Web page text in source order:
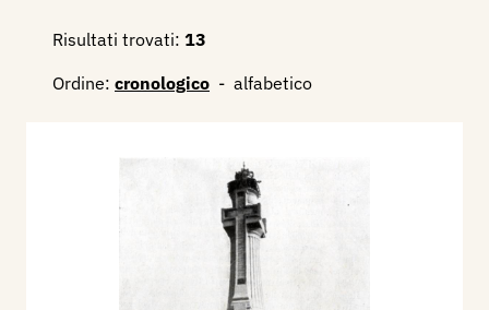
Risultati trovati: 13
Ordine: cronologico - alfabetico